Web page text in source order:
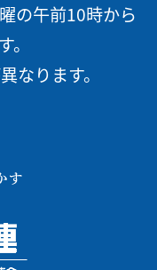
の午前10時から
なります。